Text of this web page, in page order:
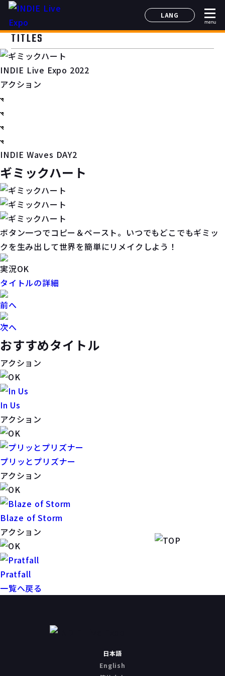
LANG
日本語
menu
TITLES
INDIE Live Expo 2022
アクション
INDIE Waves DAY2
ギミックハート
ボタン一つでコピー＆ペースト。いつでもどこでもギミッ
クを生み出して世界を簡単にリメイクしよう！
実況OK
タイトルの詳細
前へ
次へ
おすすめタイトル
アクション
In Us
アクション
プリッとプリズナー
アクション
Blaze of Storm
アクション
Pratfall
一覧へ戻る
日本語
English